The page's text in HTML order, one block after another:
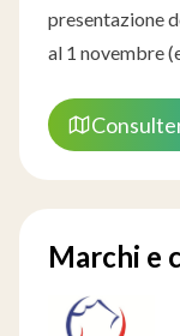
presentazione
al 1 novembre
Marchi e